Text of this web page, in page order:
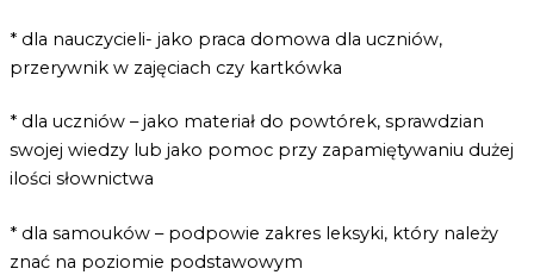
* dla nauczycieli- jako praca domowa dla uczniów,
przerywnik w zajęciach czy kartkówka
* dla uczniów – jako materiał do powtórek, sprawdzian
swojej wiedzy lub jako pomoc przy zapamiętywaniu dużej
ilości słownictwa
* dla samouków – podpowie zakres leksyki, który należy
znać na poziomie podstawowym